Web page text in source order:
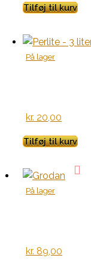
Tilføj til kurv
På lager
kr. 20,00
Tilføj til kurv
På lager
kr. 89,00